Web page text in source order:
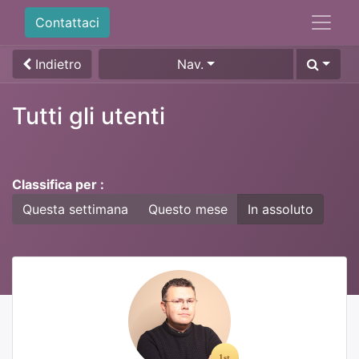
Contattaci
Indietro Nav.
Tutti gli utenti
Classifica per :
Questa settimana
Questo mese In assoluto